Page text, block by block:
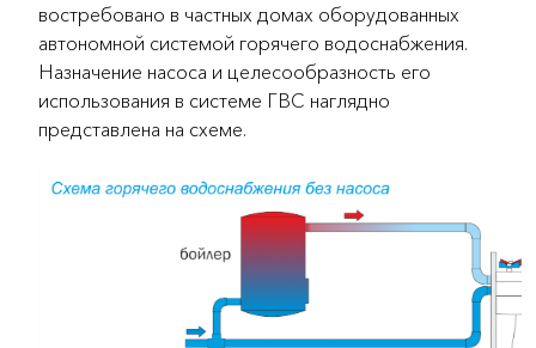
востребовано в частных домах оборудованных
автономной системой горячего водоснабжения.
Назначение насоса и целесообразность его
использования в системе ГВС наглядно
представлена на схеме.